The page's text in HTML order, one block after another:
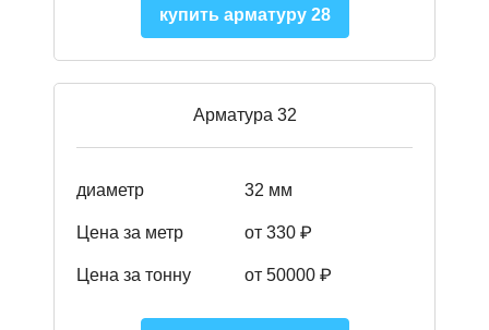
купить арматуру 28
Арматура 32
диаметр 32 мм
Цена за метр от 330 ₽
Цена за тонну от 50000 ₽